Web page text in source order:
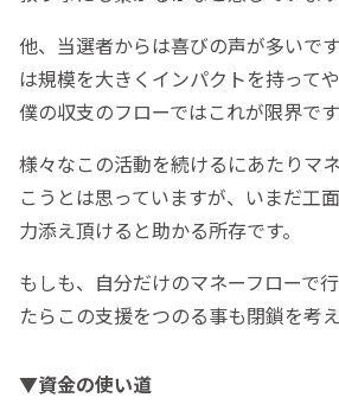
他、当選者からは喜びの声が多いで
は規模を大きくインパクトを持って
僕の収支のフローではこれが限界です
様々なこの活動を続けるにあたりマ
こうとは思っていますが、いまだ工
力添え頂けると助かる所存です。
もしも、自分だけのマネーフローで
たらこの支援をつのる事も閉鎖を考え
▼資金の使い道